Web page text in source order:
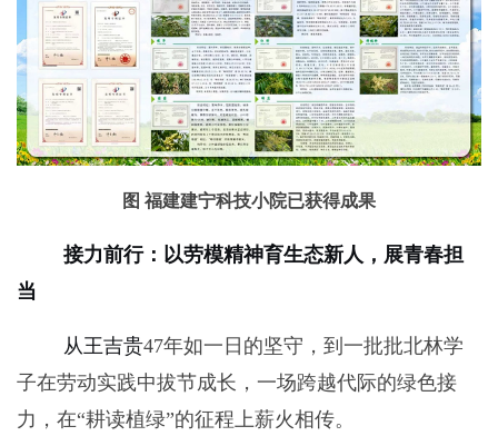
图 福建建宁科技小院已获得成果
接力前行：以劳模精神育生态新人，展青春担
当
从王吉贵47年如一日的坚守，到一批批北林学
子在劳动实践中拔节成长，一场跨越代际的绿色接
力，在“耕读植绿”的征程上薪火相传。